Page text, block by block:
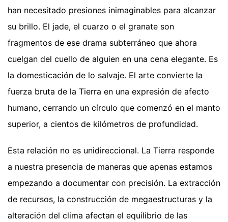
han necesitado presiones inimaginables para alcanzar
su brillo. El jade, el cuarzo o el granate son
fragmentos de ese drama subterráneo que ahora
cuelgan del cuello de alguien en una cena elegante. Es
la domesticación de lo salvaje. El arte convierte la
fuerza bruta de la Tierra en una expresión de afecto
humano, cerrando un círculo que comenzó en el manto
superior, a cientos de kilómetros de profundidad.
Esta relación no es unidireccional. La Tierra responde
a nuestra presencia de maneras que apenas estamos
empezando a documentar con precisión. La extracción
de recursos, la construcción de megaestructuras y la
alteración del clima afectan el equilibrio de las